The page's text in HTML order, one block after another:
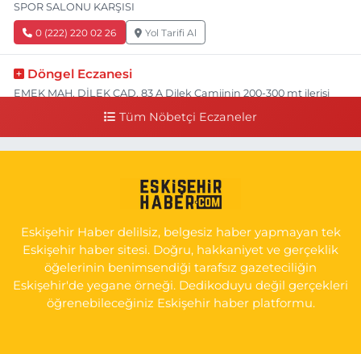
SPOR SALONU KARŞISI
0 (222) 220 02 26 Yol Tarifi Al
Döngel Eczanesi
EMEK MAH. DİLEK CAD. 83 A Dilek Camiinin 200-300 mt ilerisi
İSTİKLAL MAH. ŞAİR FUZULİ CAD. NO:35 A HAVA HASTANESİ
KARŞI KÖŞESİ ŞAİR FUZULİ AİLE SAĞLIĞI MERKEZİ KARŞISI
0 (222) 230 11 31 Yol Tarifi Al
Tüm Nöbetçi Eczaneler
Eskişehir Haber delilsiz, belgesiz haber yapmayan tek
Eskişehir haber sitesi. Doğru, hakkaniyet ve gerçeklik
öğelerinin benimsendiği tarafsız gazeteciliğin
Eskişehir'de yegane örneği. Dedikoduyu değil gerçekleri
öğrenebileceğiniz Eskişehir haber platformu.